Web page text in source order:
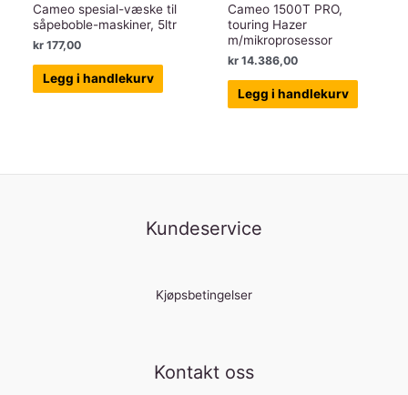
Cameo spesial-væske til
såpeboble-maskiner, 5ltr
kr 177,00
Legg i handlekurv
Cameo 1500T PRO,
touring Hazer
m/mikroprosessor
kr 14.386,00
Legg i handlekurv
Kundeservice
Kjøpsbetingelser
Kontakt oss